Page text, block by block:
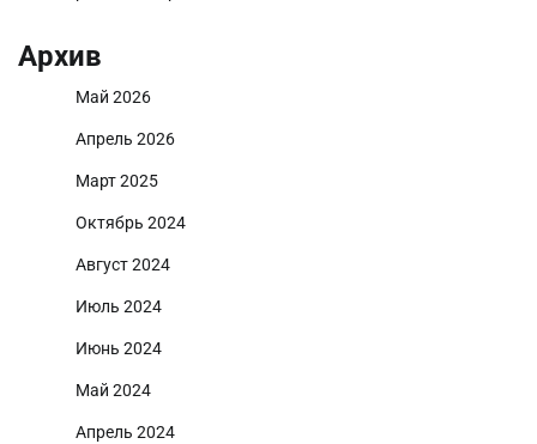
Архив
Май 2026
Апрель 2026
Март 2025
Октябрь 2024
Август 2024
Июль 2024
Июнь 2024
Май 2024
Апрель 2024